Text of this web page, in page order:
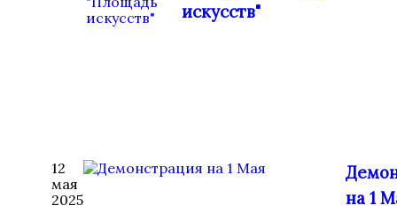
искусств"
12
мая
2025
на 1